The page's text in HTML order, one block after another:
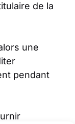
de la
une
pendant